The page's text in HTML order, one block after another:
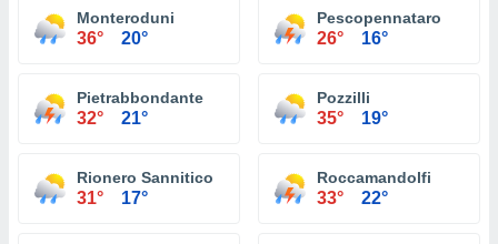
Monteroduni
36° 20°
Pescopennataro
26° 16°
Pietrabbondante
32° 21°
Pozzilli
35° 19°
Rionero Sannitico
31° 17°
Roccamandolfi
33° 22°